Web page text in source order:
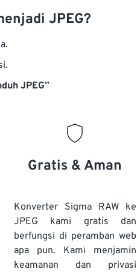
JPEG?
JPEG”
Gratis & Aman
Konverter Sigma RAW ke
JPEG kami gratis dan
berfungsi di peramban web
apa pun. Kami menjamin
keamanan dan privasi